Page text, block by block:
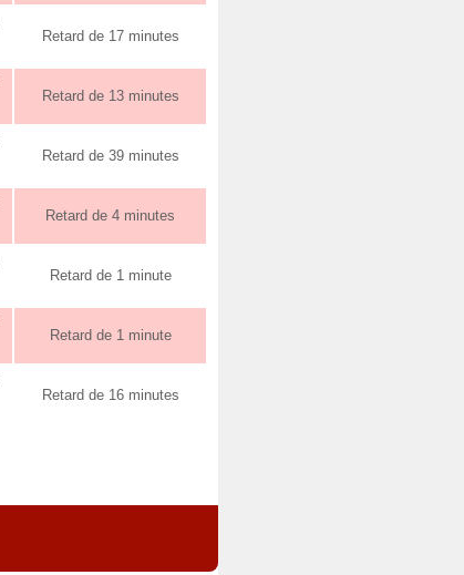
Retard de 17 minutes
Retard de 13 minutes
Retard de 39 minutes
Retard de 4 minutes
Retard de 1 minute
Retard de 1 minute
Retard de 16 minutes